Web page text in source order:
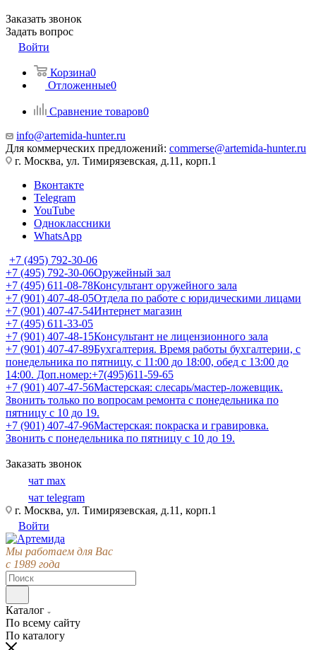
Заказать звонок
Задать вопрос
Войти
Корзина0
Отложенные0
Сравнение товаров0
info@artemida-hunter.ru
Для коммерческих предложений: commerse@artemida-hunter.ru
г. Москва, ул. Тимирязевская, д.11, корп.1
Вконтакте
Telegram
YouTube
Одноклассники
WhatsApp
+7 (495) 792-30-06
+7 (495) 792-30-06Оружейный зал
+7 (495) 611-08-78Консультант оружейного зала
+7 (901) 407-48-05Отдела по работе с юридическими лицами
+7 (901) 407-47-54Интернет магазин
+7 (495) 611-33-05
+7 (901) 407-48-15Консультант не лицензионного зала
+7 (901) 407-47-89Бухгалтерия. Время работы бухгалтерии, с
понедельника по пятницу, с 11:00 до 18:00, обед с 13:00 до
14:00. Доп.номер:+7(495)611-59-65
+7 (901) 407-47-56Мастерская: слесарь/мастер-ложевщик.
Звонить только по вопросам ремонта с понедельника по
пятницу с 10 до 19.
+7 (901) 407-47-96Мастерская: покраска и гравировка.
Звонить с понедельника по пятницу с 10 до 19.
Заказать звонок
чат max
чат telegram
г. Москва, ул. Тимирязевская, д.11, корп.1
Войти
Мы работаем для Вас
с 1989 года
Каталог
По всему сайту
По каталогу